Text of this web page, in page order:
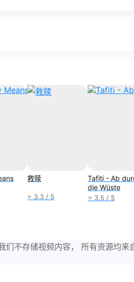
救赎
⭐ 3.3 / 5
Tafiti - Ab
die Wüste
⭐ 3.5 / 5
们不存储视频内容， 所有资源均来